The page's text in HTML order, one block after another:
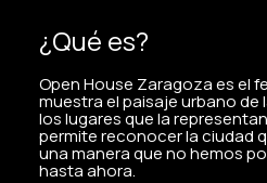
¿Qué es?
Open House Zaragoza es el
muestra el paisaje urbano de
los lugares que la
permite reconocer la ciudad
una manera que no hemos
hasta ahora.